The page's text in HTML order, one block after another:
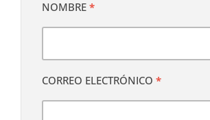
NOMBRE *
CORREO ELECTRÓNICO *